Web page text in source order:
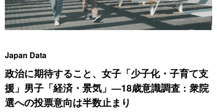
العربية
経済・ビジネス
社会
文化
トップ
In-depth
旅と暮らし
動画/Live
文化
スポーツ・東京2020
お知らせ
Japan Data
政治に期待すること、女子「少子化・子育て支
援」男子「経済・景気」―18歳意識調査 : 衆院
選への投票意向は半数止まり